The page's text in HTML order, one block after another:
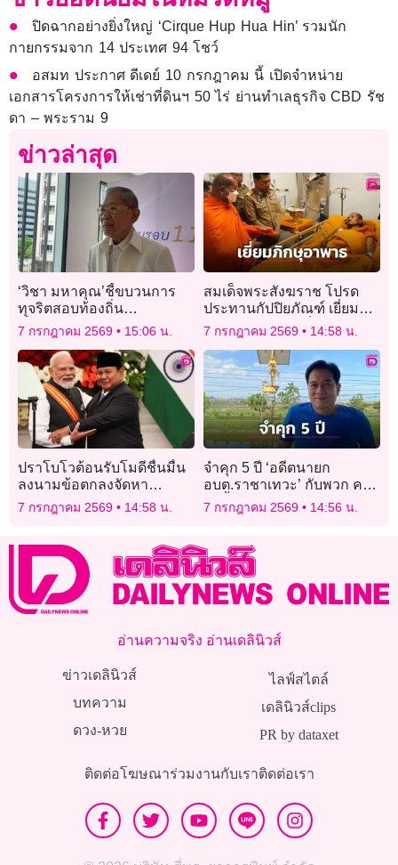
ปิดฉากอย่างยิ่งใหญ่ ‘Cirque Hup Hua Hin’ รวมนัก
กายกรรมจาก 14 ประเทศ 94 โชว์
อสมท ประกาศ ดีเดย์ 10 กรกฎาคม นี้ เปิดจำหน่าย
เอกสารโครงการให้เช่าที่ดินฯ 50 ไร่ ย่านทำเลธุรกิจ CBD รัช
ดา – พระราม 9
ข่าวล่าสุด
‘วิชา มหาคุณ’ชี้ขบวนการ
ทุจริตสอบท้องถิ่น
เป็น’องค์กรใต้ดิน’ขอนายกฯ
เอาผิดอาญาคนเอี่ยว ไม่ใช่
แค่โทษวินัย
7 กรกฎาคม 2569 15:06 น.
สมเด็จพระสังฆราช โปรด
ประทานกัปปิยภัณฑ์ เยี่ยม
พระอาพาธ เหตุเด็ก 11
ขวบ ขับรถพุ่งชนคณะพระ
ธุดงค์
7 กรกฎาคม 2569 14:58 น.
ปราโบโวต้อนรับโมดีชื่นมื่น
ลงนามข้อตกลงจัดหา
ขีปนาวุธ “บราห์มอส”
7 กรกฎาคม 2569 14:58 น.
จำคุก 5 ปี ‘อดีตนายก
อบต.ราชาเทวะ’ กับพวก คดี
จัดซื้อ ‘เสาไฟกินรี’ ปี 56
7 กรกฎาคม 2569 14:56 น.
อ่านความจริง อ่านเดลินิวส์
ข่าวเดลินิวส์
บทความ
ดวง-หวย
ไลฟ์สไตล์
เดลินิวส์clips
PR by dataxet
ติดต่อโฆษณาร่วมงานกับเราติดต่อเรา